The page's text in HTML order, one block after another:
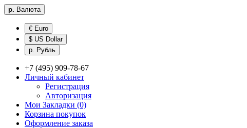
р. Валюта
€ Euro
$ US Dollar
р. Рубль
+7 (495) 909-78-67
Личный кабинет
Регистрация
Авторизация
Мои Закладки (0)
Корзина покупок
Оформление заказа